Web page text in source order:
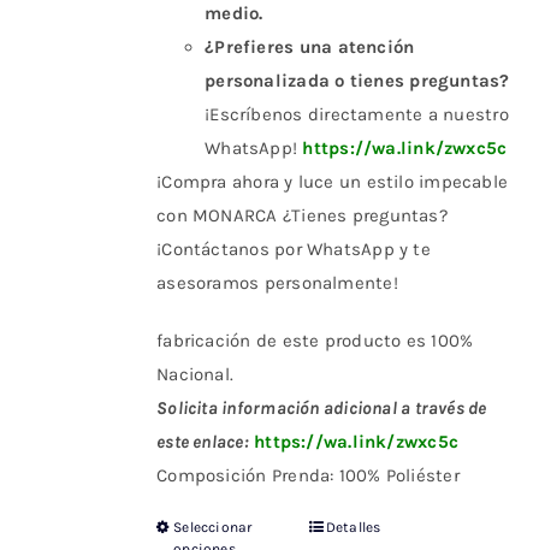
medio.
¿Prefieres una atención
personalizada o tienes preguntas?
¡Escríbenos directamente a nuestro
WhatsApp! https://wa.link/zwxc5c
¡Compra ahora y luce un estilo impecable
con MONARCA ¿Tienes preguntas?
¡Contáctanos por WhatsApp y te
asesoramos personalmente!
fabricación de este producto es 100%
Nacional.
Solicita información adicional a través de
este enlace: https://wa.link/zwxc5c
Composición Prenda: 100% Poliéster
Seleccionar
EsteDetalles